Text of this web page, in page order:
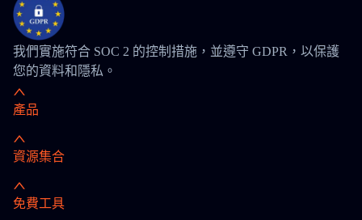
我們實施符合 SOC 2 的控制措施，並遵守 GDPR，以保護
您的資料和隱私。
產品
資源集合
免費工具